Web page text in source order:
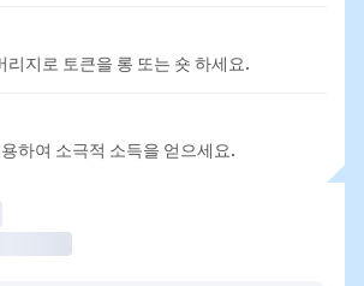
리지로 토큰을 롱 또는 숏 하세요.
하여 소극적 소득을 얻으세요.